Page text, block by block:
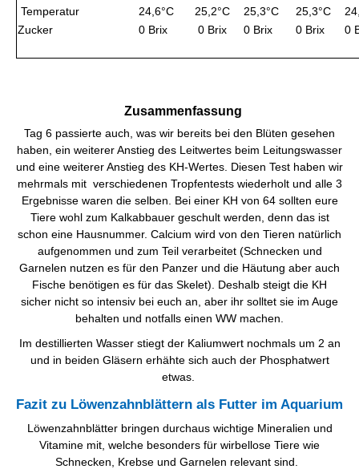
Temperatur
24,6°C 25,2°C 25,3°C 25,3°C
Zucker
0 Brix 0 Brix 0 Brix 0 Brix 0
Zusammenfassung
Tag 6 passierte auch, was wir bereits bei den Blüten gesehen
haben, ein weiterer Anstieg des Leitwertes beim Leitungswasser
und eine weiterer Anstieg des KH-Wertes. Diesen Test haben wir
mehrmals mit verschiedenen Tropfentests wiederholt und alle 3
Ergebnisse waren die selben. Bei einer KH von 64 sollten eure
Tiere wohl zum Kalkabbauer geschult werden, denn das ist
schon eine Hausnummer. Calcium wird von den Tieren natürlich
aufgenommen und zum Teil verarbeitet (Schnecken und
Garnelen nutzen es für den Panzer und die Häutung aber auch
Fische benötigen es für das Skelet). Deshalb steigt die KH
sicher nicht so intensiv bei euch an, aber ihr solltet sie im Auge
behalten und notfalls einen WW machen.
Im destillierten Wasser stiegt der Kaliumwert nochmals um 2 an
und in beiden Gläsern erhähte sich auch der Phosphatwert
etwas.
Fazit zu Löwenzahnblättern als Futter im Aquarium
Löwenzahnblätter bringen durchaus wichtige Mineralien und
Vitamine mit, welche besonders für wirbellose Tiere wie
Schnecken, Krebse und Garnelen relevant sind.